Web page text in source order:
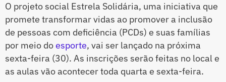
O projeto social Estrela Solidária, uma iniciativa que
promete transformar vidas ao promover a inclusão
de pessoas com deficiência (PCDs) e suas famílias
por meio doesporte, vai ser lançado na próxima
sexta-feira (30). As inscrições serão feitas no local e
as aulas vão acontecer toda quarta e sexta-feira.